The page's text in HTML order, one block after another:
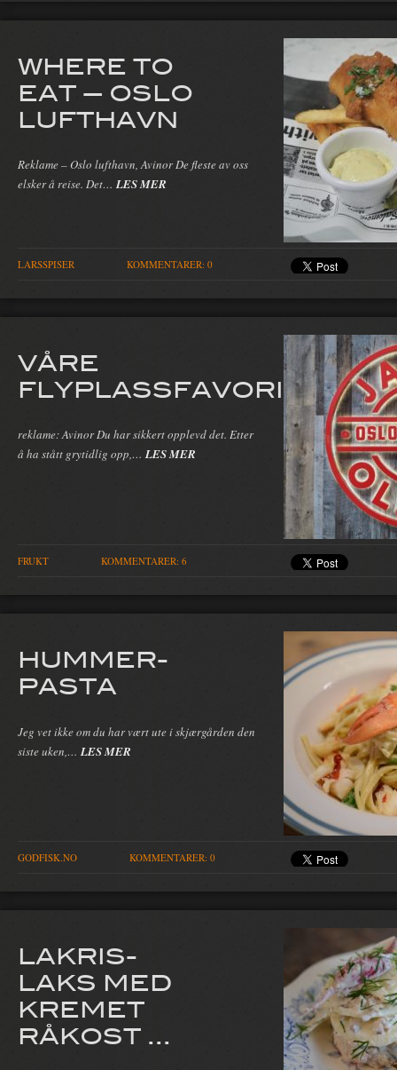
WHERE TO
EAT — OSLO
LUFTHAVN
Reklame – Oslo lufthavn, Avinor De fleste av oss
elsker å reise. Det…LES MER
LARSSPISER KOMMENTARER: 0
VÅRE
FLYPLASSFAVORITTER
reklame: Avinor Du har sikkert opplevd det. Etter
å ha stått grytidlig opp,… LES MER
FRUKT KOMMENTARER: 6
HUMMER-
PASTA
Jeg vet ikke om du har vært ute i skjærgården den
siste uken,… LES MER
GODFISK.NO KOMMENTARER: 0
LAKRIS-
LAKS MED
KREMET
RÅKOST ...